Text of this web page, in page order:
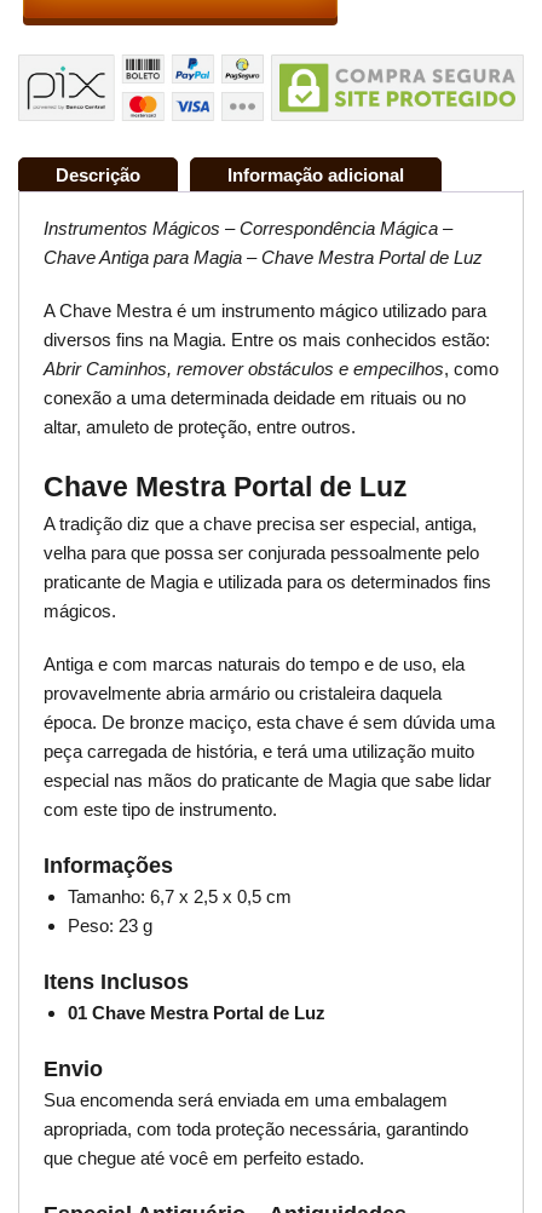
Descrição Informação adicional
Instrumentos Mágicos – Correspondência Mágica –
Chave Antiga para Magia – Chave Mestra Portal de Luz
A Chave Mestra é um instrumento mágico utilizado para
diversos fins na Magia. Entre os mais conhecidos estão:
Abrir Caminhos, remover obstáculos e empecilhos, como
conexão a uma determinada deidade em rituais ou no
altar, amuleto de proteção, entre outros.
Chave Mestra Portal de Luz
A tradição diz que a chave precisa ser especial, antiga,
velha para que possa ser conjurada pessoalmente pelo
praticante de Magia e utilizada para os determinados fins
mágicos.
Antiga e com marcas naturais do tempo e de uso, ela
provavelmente abria armário ou cristaleira daquela
época. De bronze maciço, esta chave é sem dúvida uma
peça carregada de história, e terá uma utilização muito
especial nas mãos do praticante de Magia que sabe lidar
com este tipo de instrumento.
Informações
Tamanho: 6,7 x 2,5 x 0,5 cm
Peso: 23 g
Itens Inclusos
01 Chave Mestra Portal de Luz
Envio
Sua encomenda será enviada em uma embalagem
apropriada, com toda proteção necessária, garantindo
que chegue até você em perfeito estado.